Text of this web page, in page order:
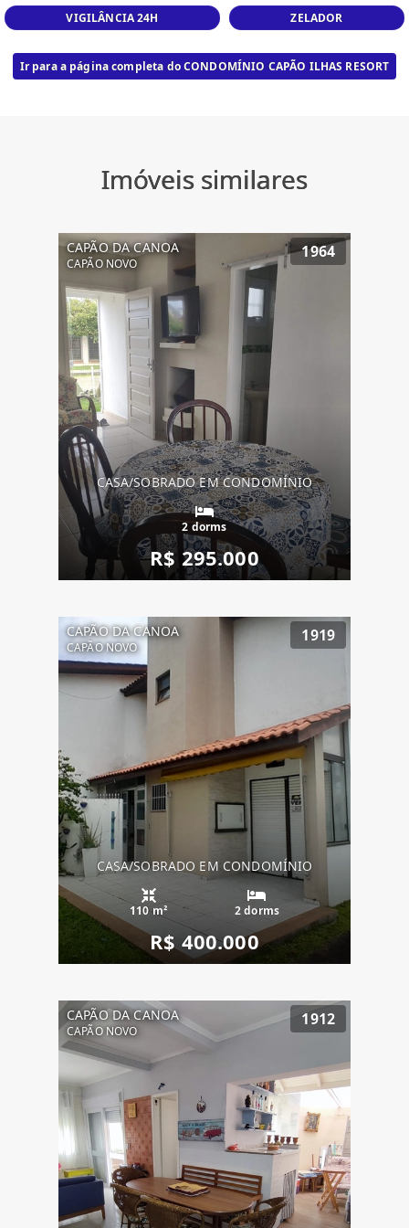
VIGILÂNCIA 24H ZELADOR
Ir para a página completa do CONDOMÍNIO CAPÃO ILHAS RESORT
Imóveis similares
CAPÃO DA CANOA
CAPÃO NOVO
1964
CASA/SOBRADO EM CONDOMÍNIO
2 dorms
R$ 295.000
CAPÃO DA CANOA
CAPÃO NOVO
1919
CASA/SOBRADO EM CONDOMÍNIO
110 m² 2 dorms
R$ 400.000
CAPÃO DA CANOA
CAPÃO NOVO
1912